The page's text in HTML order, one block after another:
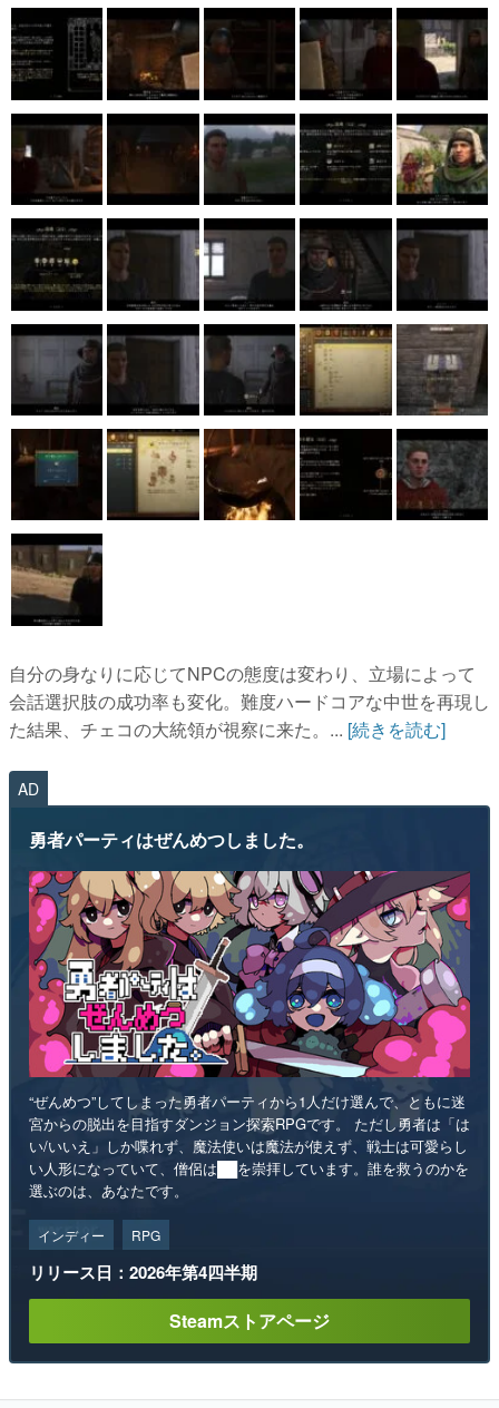
自分の身なりに応じてNPCの態度は変わり、立場によって
会話選択肢の成功率も変化。難度ハードコアな中世を再現し
た結果、チェコの大統領が視察に来た。... [続きを読む]
AD
勇者パーティはぜんめつしました。
“ぜんめつ”してしまった勇者パーティから1人だけ選んで、ともに迷
宮からの脱出を目指すダンジョン探索RPGです。 ただし勇者は「は
い/いいえ」しか喋れず、魔法使いは魔法が使えず、戦士は可愛らし
い人形になっていて、僧侶は██を崇拝しています。誰を救うのかを
選ぶのは、あなたです。
インディー RPG
リリース日：2026年第4四半期
Steamストアページ